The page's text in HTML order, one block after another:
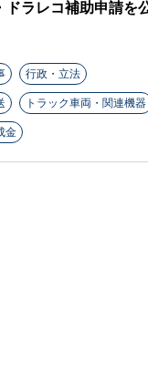
ドラレコ補助申請を
行政・立法
トラック車両・関連機器
金